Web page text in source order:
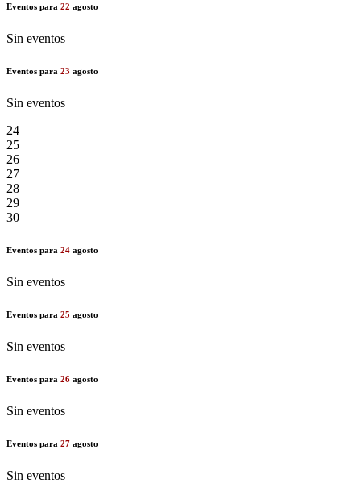
Eventos para 22 agosto
Sin eventos
Eventos para 23 agosto
Sin eventos
24
25
26
27
28
29
30
Eventos para 24 agosto
Sin eventos
Eventos para 25 agosto
Sin eventos
Eventos para 26 agosto
Sin eventos
Eventos para 27 agosto
Sin eventos